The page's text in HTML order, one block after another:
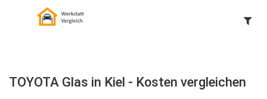
TOYOTA Glas in Kiel - Kosten vergleichen